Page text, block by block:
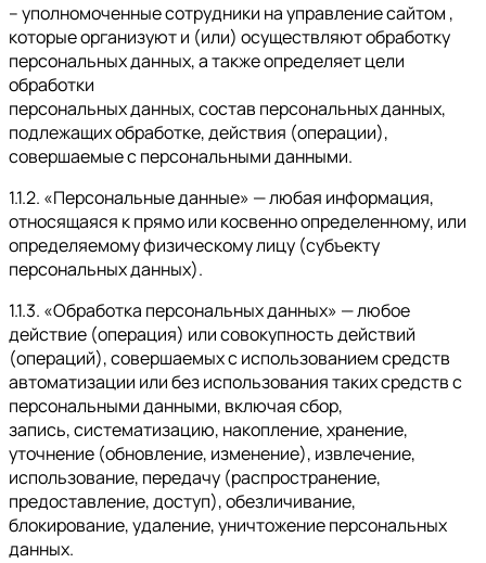
– уполномоченные сотрудники на управление сайтом ,
которые организуют и (или) осуществляют обработку
персональных данных, а также определяет цели
обработки
персональных данных, состав персональных данных,
подлежащих обработке, действия (операции),
совершаемые с персональными данными.
1.1.2. «Персональные данные» — любая информация,
относящаяся к прямо или косвенно определенному, или
определяемому физическому лицу (субъекту
персональных данных).
1.1.3. «Обработка персональных данных» — любое
действие (операция) или совокупность действий
(операций), совершаемых с использованием средств
автоматизации или без использования таких средств с
персональными данными, включая сбор,
запись, систематизацию, накопление, хранение,
уточнение (обновление, изменение), извлечение,
использование, передачу (распространение,
предоставление, доступ), обезличивание,
блокирование, удаление, уничтожение персональных
данных.